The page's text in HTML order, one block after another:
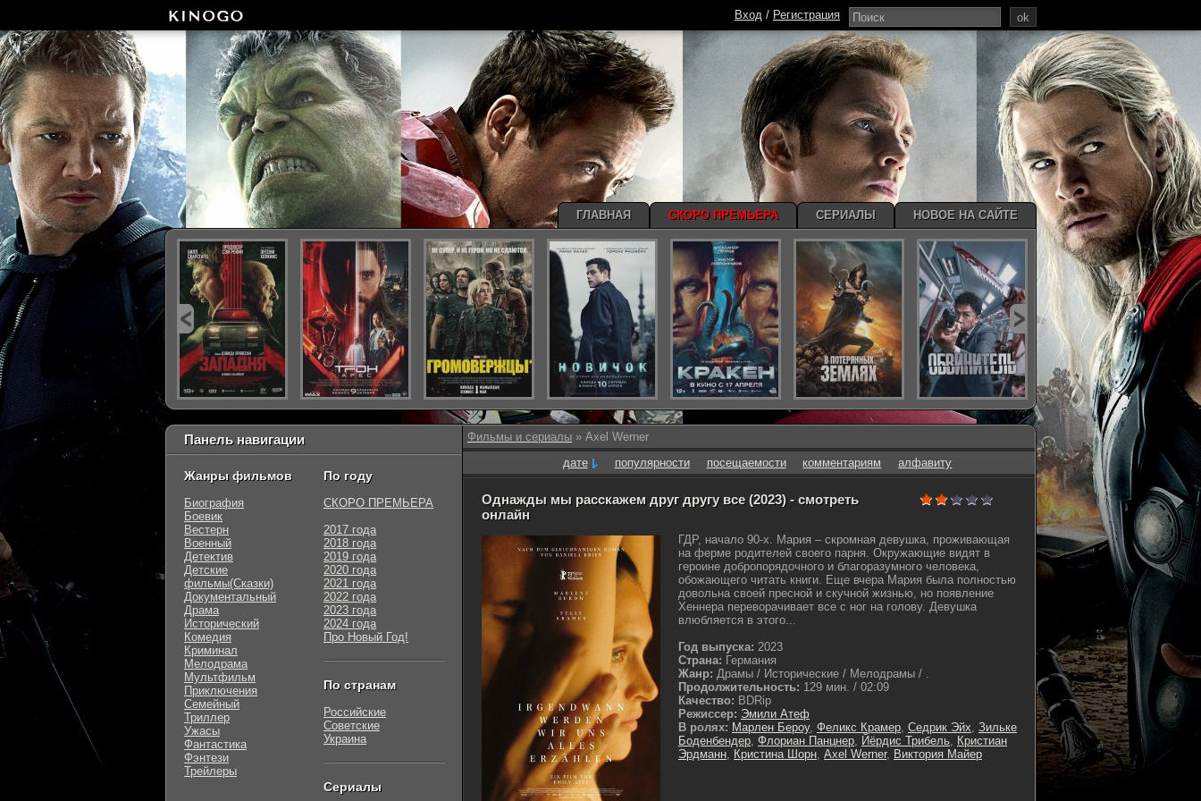
Фильмы и сериалы » Axel Werner
дате
популярности посещаемости комментариям алфавиту
Однажды мы расскажем друг другу все (2023) - смотреть
онлайн
ГДР, начало 90-х. Мария – скромная девушка, проживающая
на ферме родителей своего парня. Окружающие видят в
героине добропорядочного и благоразумного человека,
обожающего читать книги. Еще вчера Мария была полностью
довольна своей пресной и скучной жизнью, но появление
Хеннера переворачивает все с ног на голову. Девушка
влюбляется в этого...
Год выпуска: 2023
Страна: Германия
Жанр: Драмы / Исторические / Мелодрамы / .
Продолжительность: 129 мин. / 02:09
Качество: BDRip
Режиссер: Эмили Атеф
В ролях: Марлен Бероу, Феликс Крамер, Седрик Эйх, Зильке
Боденбендер, Флориан Панцнер, Йёрдис Трибель, Кристиан
Эрдманн, Кристина Шорн, Axel Werner, Виктория Майер
Панель навигации
Жанры фильмов
Биография
Боевик
Вестерн
Военный
Детектив
Детские
фильмы(Сказки)
Документальный
Драма
Исторический
Комедия
Криминал
Мелодрама
Мультфильм
Приключения
Семейный
Триллер
Ужасы
Фантастика
Фэнтези
Трейлеры
По году
СКОРО ПРЕМЬЕРА
2017 года
2018 года
2019 года
2020 года
2021 года
2022 года
2023 года
2024 года
Про Новый Год!
По странам
Российские
Советские
Украина
Сериалы
ok
Вход / Регистрация
ГЛАВНАЯ СКОРО ПРЕМЬЕРА СЕРИАЛЫ НОВОЕ НА САЙТЕ